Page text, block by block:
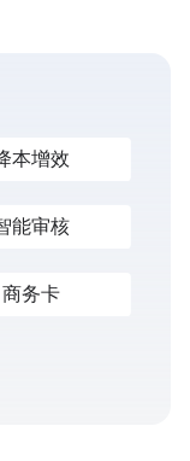
本增效
能审核
商务卡